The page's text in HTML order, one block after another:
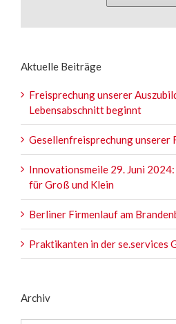
Aktuelle Beiträge
Freisprechung unserer
Lebensabschnitt beginnt
Gesellenfreisprechung unserer
Innovationsmeile 29. Juni 2024:
für Groß und Klein
Berliner Firmenlauf am
Praktikanten in der se.services
Archiv